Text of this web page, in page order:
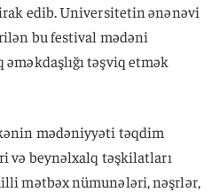
edib. Universitetin ənənəvi
bu festival mədəni
təşviq etmək
mədəniyyəti təqdim
və beynəlxalq təşkilatları
mətbəx nümunələri, nəşrlər,